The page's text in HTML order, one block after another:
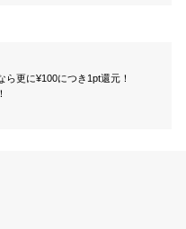
更に¥100につき1pt還元！